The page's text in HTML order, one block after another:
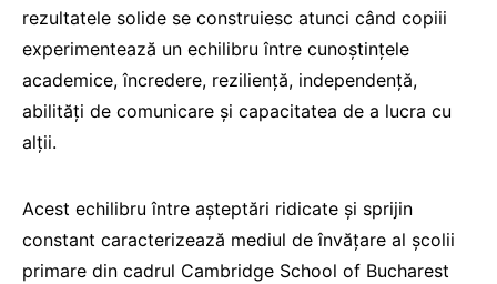
rezultatele solide se construiesc atunci când copiii
experimentează un echilibru între cunoștințele
academice, încredere, reziliență, independență,
abilități de comunicare și capacitatea de a lucra cu
alții.
Acest echilibru între așteptări ridicate și sprijin
constant caracterizează mediul de învățare al școlii
primare din cadrul Cambridge School of Bucharest